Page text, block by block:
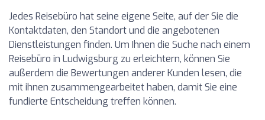
Jedes Reisebüro hat seine eigene Seite, auf der Sie die
Kontaktdaten, den Standort und die angebotenen
Dienstleistungen finden. Um Ihnen die Suche nach einem
Reisebüro in Ludwigsburg zu erleichtern, können Sie
außerdem die Bewertungen anderer Kunden lesen, die
mit ihnen zusammengearbeitet haben, damit Sie eine
fundierte Entscheidung treffen können.